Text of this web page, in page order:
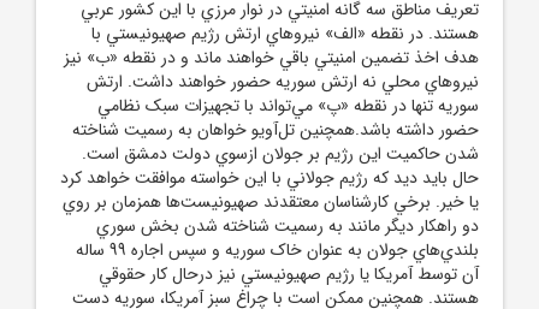
تعريف مناطق سه گانه امنيتي در نوار مرزي با اين کشور عربي
هستند. در نقطه «الف» نيروهاي ارتش رژيم صهيونيستي با
هدف اخذ تضمين امنيتي باقي خواهند ماند و در نقطه «ب» نيز
نيروهاي محلي نه ارتش سوريه حضور خواهند داشت. ارتش
سوريه تنها در نقطه «پ» مي‌تواند با تجهيزات سبک نظامي
حضور داشته باشد.همچنين تل‌آويو خواهان به رسميت شناخته
شدن حاکميت اين رژيم بر جولان ازسوي دولت دمشق است.
حال بايد ديد که رژيم جولاني با اين خواسته موافقت خواهد کرد
يا خير. برخي کارشناسان معتقدند صهيونيست‌ها همزمان بر روي
دو راهکار ديگر مانند به رسميت شناخته شدن بخش سوري
بلندي‌هاي جولان به عنوان خاک سوريه و سپس اجاره 99 ساله
آن توسط آمريکا يا رژيم صهيونيستي نيز درحال کار حقوقي
هستند. همچنين ممکن است با چراغ سبز آمريکا، سوريه دست